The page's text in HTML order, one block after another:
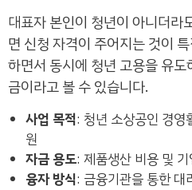
대표자 본인이 청년이 아니더라
면 신청 자격이 주어지는 것이
하면서 동시에 청년 고용을 유
금이라고 볼 수 있습니다.
사업 목적: 청년 소상공인 경영
원
자금 용도: 제품생산 비용 및
융자 방식: 금융기관을 통한 대